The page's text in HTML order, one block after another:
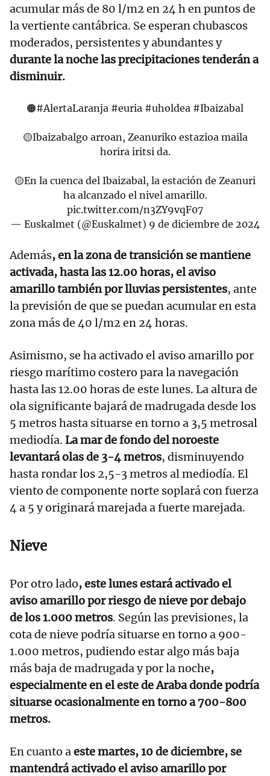
acumular más de 80 l/m2 en 24 h en puntos de
la vertiente cantábrica. Se esperan chubascos
moderados, persistentes y abundantes y
durante la noche las precipitaciones tenderán a
disminuir.
🟠#AlertaLaranja #euria #uholdea #Ibaizabal
🟡Ibaizabalgo arroan, Zeanuriko estazioa maila
horira iritsi da.
🟡En la cuenca del Ibaizabal, la estación de Zeanuri
ha alcanzado el nivel amarillo.
pic.twitter.com/n3ZY9vqF07
— Euskalmet (@Euskalmet) 9 de diciembre de 2024
Además, en la zona de transición se mantiene
activada, hasta las 12.00 horas, el aviso
amarillo también por lluvias persistentes, ante
la previsión de que se puedan acumular en esta
zona más de 40 l/m2 en 24 horas.
Asimismo, se ha activado el aviso amarillo por
riesgo marítimo costero para la navegación
hasta las 12.00 horas de este lunes. La altura de
ola significante bajará de madrugada desde los
5 metros hasta situarse en torno a 3,5 metrosal
mediodía. La mar de fondo del noroeste
levantará olas de 3-4 metros, disminuyendo
hasta rondar los 2,5-3 metros al mediodía. El
viento de componente norte soplará con fuerza
4 a 5 y originará marejada a fuerte marejada.
Nieve
Por otro lado, este lunes estará activado el
aviso amarillo por riesgo de nieve por debajo
de los 1.000 metros. Según las previsiones, la
cota de nieve podría situarse en torno a 900-
1.000 metros, pudiendo estar algo más baja
más baja de madrugada y por la noche,
especialmente en el este de Araba donde podría
situarse ocasionalmente en torno a 700-800
metros.
En cuanto aeste martes, 10 de diciembre, se
mantendrá activado el aviso amarillo por